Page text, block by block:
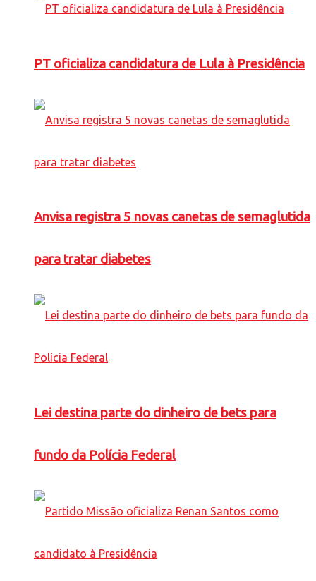
PT oficializa candidatura de Lula à Presidência
Anvisa registra 5 novas canetas de semaglutida
para tratar diabetes
Lei destina parte do dinheiro de bets para
fundo da Polícia Federal